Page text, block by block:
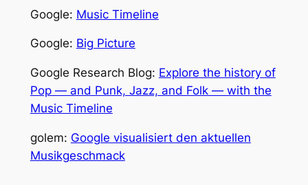
Google: Music Timeline
Google: Big Picture
Google Research Blog: Explore the history of
Pop — and Punk, Jazz, and Folk — with the
Music Timeline
golem: Google visualisiert den aktuellen
Musikgeschmack